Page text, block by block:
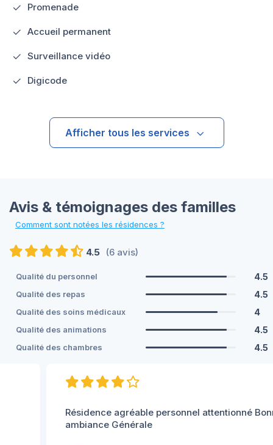
Promenade
Accueil permanent
Surveillance vidéo
Digicode
Afficher tous les services
Avis & témoignages des familles
Comment sont notées les résidences ?
4.5 (6 avis)
Qualité du personnel 4.5
Qualité des repas 4.5
Qualité des soins médicaux 4
Qualité des animations 4.5
Qualité des chambres 4.5
Résidence agréable personnel attentionné Bonne
ambiance Générale